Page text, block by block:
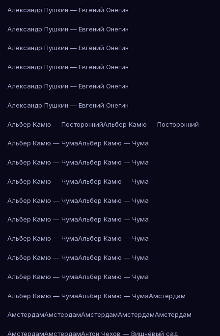
Александр Пушкин — Евгений Онегин
Александр Пушкин — Евгений Онегин
Александр Пушкин — Евгений Онегин
Александр Пушкин — Евгений Онегин
Александр Пушкин — Евгений Онегин
Александр Пушкин — Евгений Онегин
Альбер Камю — ПостороннийАльбер Камю — Посторонний
Альбер Камю — ЧумаАльбер Камю — Чума
Альбер Камю — ЧумаАльбер Камю — Чума
Альбер Камю — ЧумаАльбер Камю — Чума
Альбер Камю — ЧумаАльбер Камю — Чума
Альбер Камю — ЧумаАльбер Камю — Чума
Альбер Камю — ЧумаАльбер Камю — Чума
Альбер Камю — ЧумаАльбер Камю — Чума
Альбер Камю — ЧумаАльбер Камю — Чума
Альбер Камю — ЧумаАльбер Камю — ЧумаАмстердам
АмстердамАмстердамАмстердамАмстердамАмстердам
АмстердамАмстердамАнтон Чехов — Вишнёвый сад